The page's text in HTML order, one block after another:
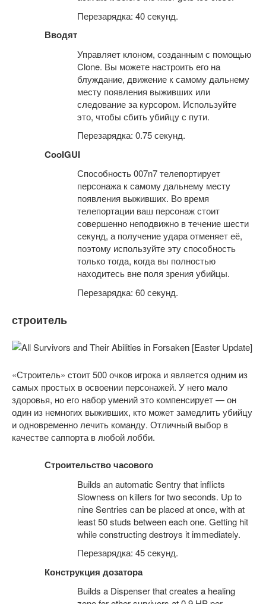
Перезарядка: 40 секунд.
Вводят
Управляет клоном, созданным с помощью
Clone. Вы можете настроить его на
блуждание, движение к самому дальнему
месту появления выживших или
следование за курсором. Используйте
это, чтобы сбить убийцу с пути.
Перезарядка: 0.75 секунд.
CoolGUI
Способность 007n7 телепортирует
персонажа к самому дальнему месту
появления выживших. Во время
телепортации ваш персонаж стоит
совершенно неподвижно в течение шести
секунд, а получение удара отменяет её,
поэтому используйте эту способность
только тогда, когда вы полностью
находитесь вне поля зрения убийцы.
Перезарядка: 60 секунд.
строитель
«Строитель» стоит 500 очков игрока и является одним из
самых простых в освоении персонажей. У него мало
здоровья, но его набор умений это компенсирует — он
один из немногих выживших, кто может замедлить убийцу
и одновременно лечить команду. Отличный выбор в
качестве саппорта в любой лобби.
Строительство часового
Builds an automatic Sentry that inflicts
Slowness on killers for two seconds. Up to
nine Sentries can be placed at once, with at
least 50 studs between each one. Getting hit
while constructing destroys it immediately.
Перезарядка: 45 секунд.
Конструкция дозатора
Builds a Dispenser that creates a healing